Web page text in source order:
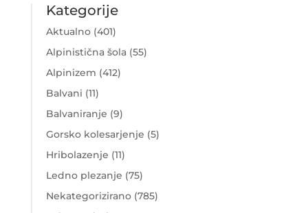
Kategorije
Aktualno(401)
Alpinistična šola(55)
Alpinizem (412)
Balvani (11)
Balvaniranje (9)
Gorsko kolesarjenje (5)
Hribolazenje (11)
Ledno plezanje (75)
Nekategorizirano(785)